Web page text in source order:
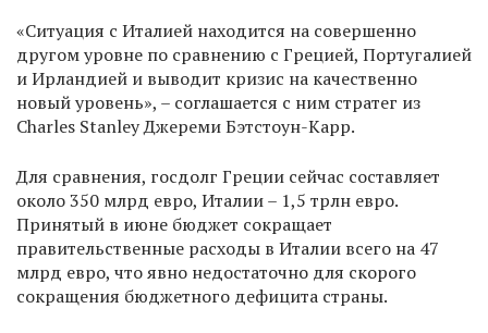
«Ситуация с Италией находится на совершенно
другом уровне по сравнению с Грецией, Португалией
и Ирландией и выводит кризис на качественно
новый уровень», – соглашается с ним стратег из
Charles Stanley Джереми Бэтстоун-Карр.
Для сравнения, госдолг Греции сейчас составляет
около 350 млрд евро, Италии – 1,5 трлн евро.
Принятый в июне бюджет сокращает
правительственные расходы в Италии всего на 47
млрд евро, что явно недостаточно для скорого
сокращения бюджетного дефицита страны.